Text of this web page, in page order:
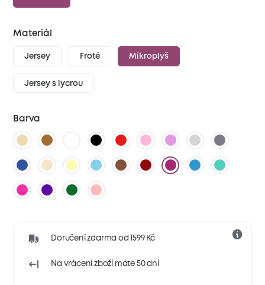
Materiál
Jersey Froté Mikroplyš
Jersey s lycrou
Barva
Doručení zdarma od 1599 Kč
Na vrácení zboží máte 50 dní